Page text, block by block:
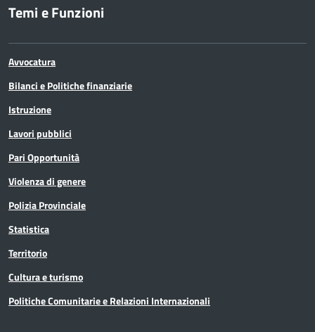
Temi e Funzioni
Avvocatura
Bilanci e Politiche finanziarie
Istruzione
Lavori pubblici
Pari Opportunità
Violenza di genere
Polizia Provinciale
Statistica
Territorio
Cultura e turismo
Politiche Comunitarie e Relazioni Internazionali